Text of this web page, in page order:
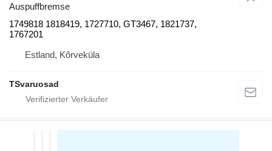
Auspuffbremse
1749818 1818419, 1727710, GT3467, 1821737,
1767201
Estland, Kõrveküla
TSvaruosad